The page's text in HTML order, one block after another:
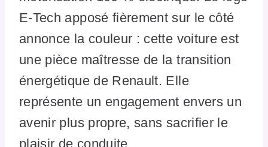
E-Tech apposé fièrement sur le côté
annonce la couleur : cette voiture est
une pièce maîtresse de la transition
énergétique de Renault. Elle
représente un engagement envers un
avenir plus propre, sans sacrifier le
plaisir de conduite.